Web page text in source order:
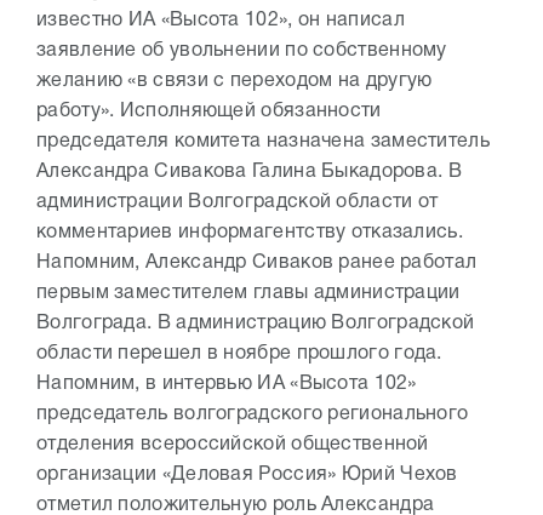
известно ИА «Высота 102», он написал
заявление об увольнении по собственному
желанию «в связи с переходом на другую
работу». Исполняющей обязанности
председателя комитета назначена заместитель
Александра Сивакова Галина Быкадорова. В
администрации Волгоградской области от
комментариев информагентству отказались.
Напомним, Александр Сиваков ранее работал
первым заместителем главы администрации
Волгограда. В администрацию Волгоградской
области перешел в ноябре прошлого года.
Напомним, в интервью ИА «Высота 102»
председатель волгоградского регионального
отделения всероссийской общественной
организации «Деловая Россия» Юрий Чехов
отметил положительную роль Александра